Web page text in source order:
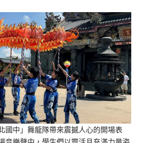
國中」舞龍隊帶來震撼人心的開場表